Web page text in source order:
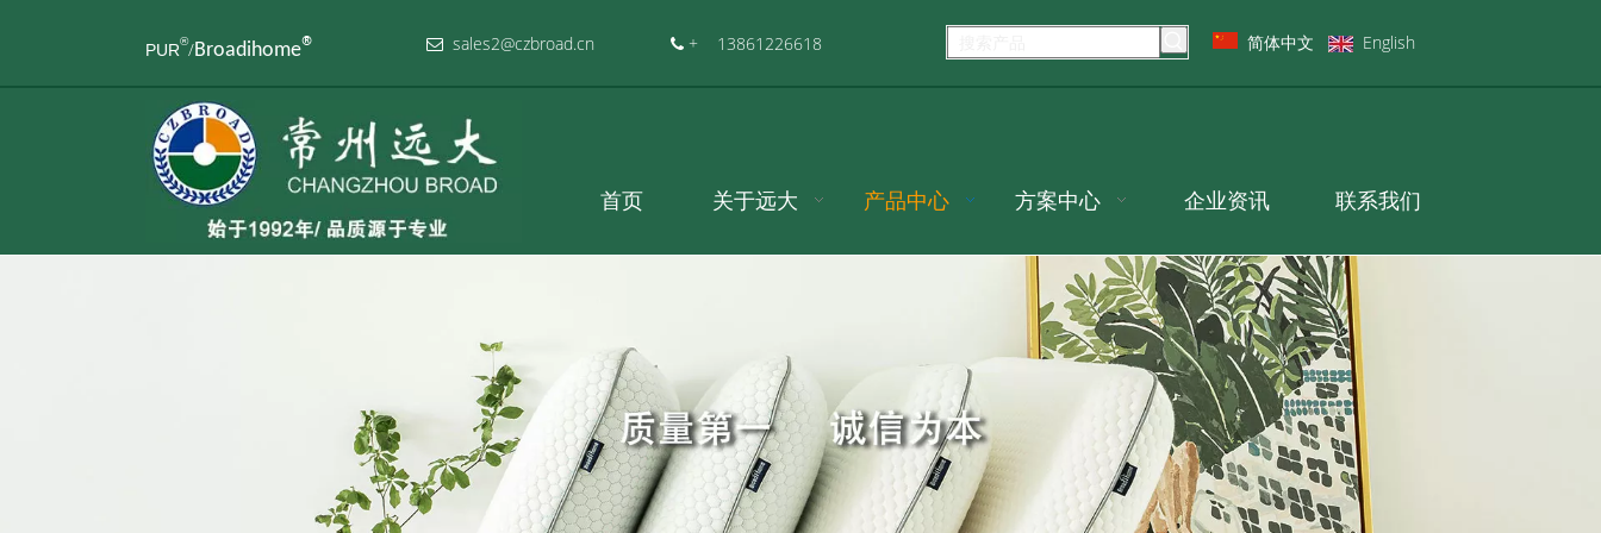
PUR®/Broadihome®  sales2@czbroad.cn  + 13861226618 简体中文 English
首页 关于远大 产品中心 方案中心 企业资讯 联系我们